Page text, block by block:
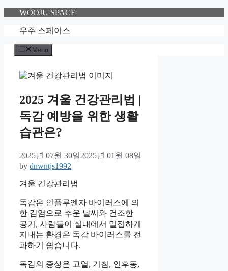
content
WOOJU SPACE
우주 스페이스
Menu
2025 겨울 건강관리법 |
독감 예방을 위한 생활
습관은?
2025년 07월 30일2025년 01월 08일
by dnwntjs1992
겨울 건강관리법
독감은 인플루엔자 바이러스에 의
한 감염으로 추운 날씨와 건조한
공기, 사람들이 실내에서 밀접하게
지내는 환경은 독감 바이러스를 전
파하기 쉽습니다.
독감의 증상은 고열, 기침, 인후동,